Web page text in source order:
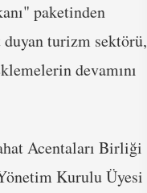
paketinden
turizm sektörü,
devamını
Acentaları Birliği
Kurulu Üyesi